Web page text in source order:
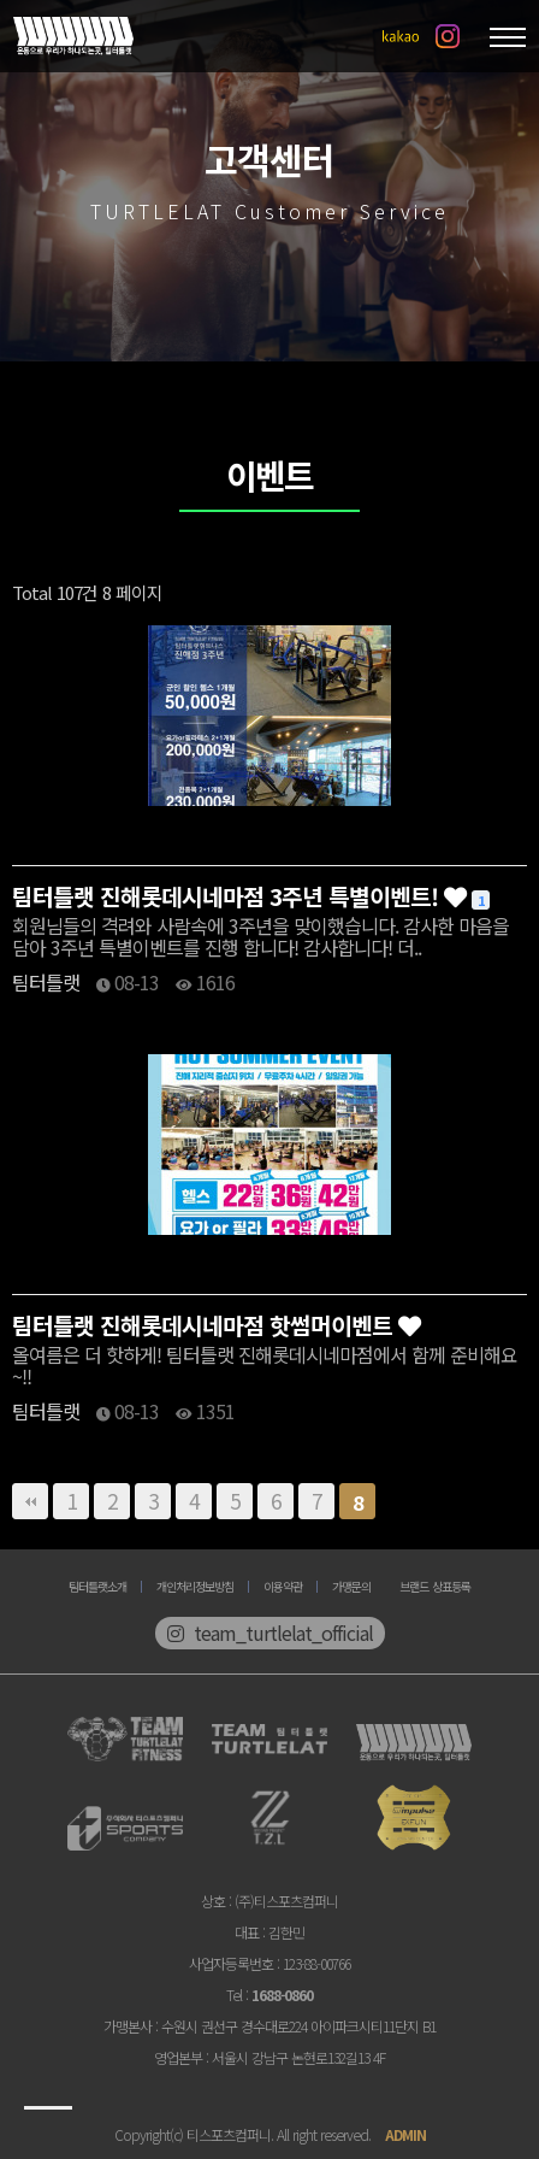
고객센터
TURTLELAT Customer Service
이벤트
Total 107건 8 페이지
팀터틀랫 진해롯데시네마점 3주년 특별이벤트! 1
회원님들의 격려와 사람속에 3주년을 맞이했습니다. 감사한 마음을
담아 3주년 특별이벤트를 진행 합니다! 감사합니다! 더..
팀터틀랫
08-13 1616
팀터틀랫 진해롯데시네마점 핫썸머이벤트
올여름은 더 핫하게! 팀터틀랫 진해롯데시네마점에서 함께 준비해요
~!!
팀터틀랫
08-13 1351
1 2 3 4 5 6 7 8
팀터틀랫소개 개인처리정보방침 이용약관 가맹문의 브랜드 상표등록
team_turtlelat_official
상호 : (주)티스포츠컴퍼니
대표 : 김한민
사업자등록번호 : 123-88-00766
Tel : 1688-0860
가맹본사: 수원시 권선구 경수대로224 아이파크시티11단지 B1
영업본부: 서울시 강남구 논현로132길13 4F
Copyright(c) 티스포츠컴퍼니. All right reserved. ADMIN